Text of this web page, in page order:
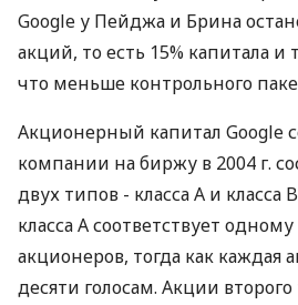
Google у Пейджа и Брина
акций, то есть 15% капитала и
что меньше контрольного
Акционерный капитал Google
компании на биржу в 2004 г.
двух типов - класса A и класса
класса A соответствует
акционеров, тогда как каждая
десяти голосам. Акции